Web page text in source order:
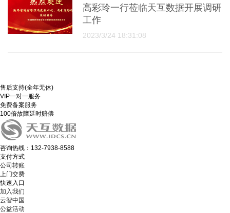
高彩玲一行莅临天互数据开展调研
工作
2023/3/24 18:31:08
售后支持(全年无休)
VIP一对一服务
免费备案服务
100倍故障延时赔偿
咨询热线：132-7938-8588
支付方式
公司转账
上门交费
快速入口
加入我们
云智中国
公益活动